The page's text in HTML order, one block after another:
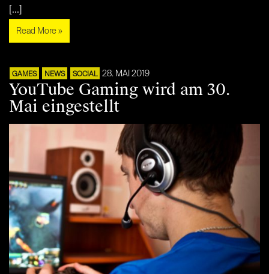
[...]
Read More »
GAMES NEWS SOCIAL 28. MAI 2019
YouTube Gaming wird am 30.
Mai eingestellt